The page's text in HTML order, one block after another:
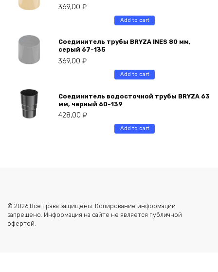
369,00 ₽
Add to cart
Соединитель трубы BRYZA INES 80 мм,
серый 67-135
369,00 ₽
Add to cart
Соединитель водосточной трубы BRYZA 63
мм, черный 60-139
428,00 ₽
Add to cart
© 2026 Все права защищены. Копирование информации
запрещено. Информация на сайте не является публичной
офертой.